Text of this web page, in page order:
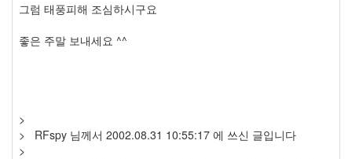
그럼 태풍피해 조심하시구요
좋은 주말 보내세요 ^^
>
> RFspy 님께서 2002.08.31 10:55:17 에 쓰신 글입니다
>